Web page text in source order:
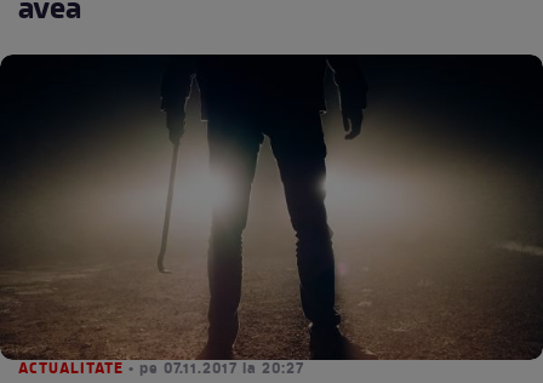
avea
ACTUALITATE • pe 07.11.2017 la 20:27